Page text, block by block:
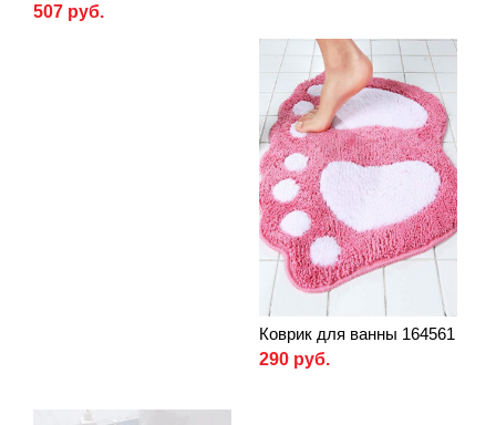
507 руб.
Коврик для ванны 164561
290 руб.